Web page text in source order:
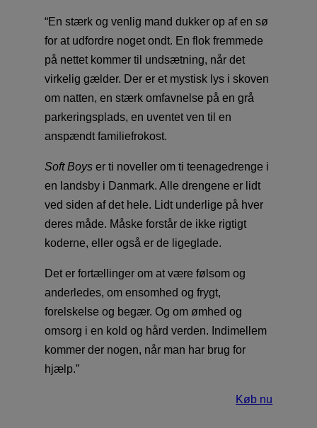
“En stærk og venlig mand dukker op af en sø
for at udfordre noget ondt. En flok fremmede
på nettet kommer til undsætning, når det
virkelig gælder. Der er et mystisk lys i skoven
om natten, en stærk omfavnelse på en grå
parkeringsplads, en uventet ven til en
anspændt familiefrokost.
Soft Boyser ti noveller om ti teenagedrenge i
en landsby i Danmark. Alle drengene er lidt
ved siden af det hele. Lidt underlige på hver
deres måde. Måske forstår de ikke rigtigt
koderne, eller også er de ligeglade.
Det er fortællinger om at være følsom og
anderledes, om ensomhed og frygt,
forelskelse og begær. Og om ømhed og
omsorg i en kold og hård verden. Indimellem
kommer der nogen, når man har brug for
hjælp.”
Køb nu